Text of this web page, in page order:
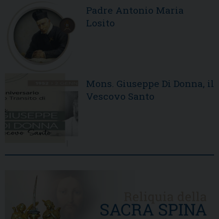
Padre Antonio Maria
Losito
Mons. Giuseppe Di Donna, il
Vescovo Santo